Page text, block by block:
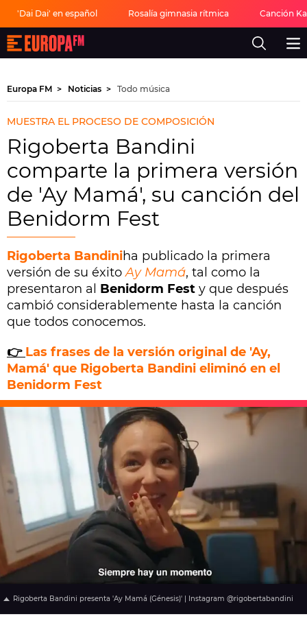
'Dai Dai' en español Rosalía gimnasia rítmica Canción
Europa
FM
-
mejor
música,
virales,
celebrities
y
estilo
de
vida
|
FM
Europa FM Noticias Todo música
MUESTRA EL PROCESO DE COMPOSICIÓN
Rigoberta Bandini
comparte la primera versión
de 'Ay Mamá', su canción del
Benidorm Fest
Rigoberta Bandiniha publicado la primera
versión de su éxitoAy Mamá, tal como la
presentaron al Benidorm Fest y que después
cambió considerablemente hasta la canción
que todos conocemos.
👉 Las frases de la versión original de 'Ay,
Mamá' que Rigoberta Bandini eliminó en el
Benidorm Fest
Rigoberta Bandini presenta 'Ay Mamá (Génesis)' | Instagram @rigobertabandini